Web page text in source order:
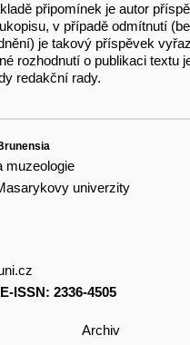
připomínek je autor
v případě odmítnutí
je takový příspěvek
rozhodnutí o publikaci textu
redakční rady.
muzeologie
univerzity
E-ISSN: 2336-4505
Archiv